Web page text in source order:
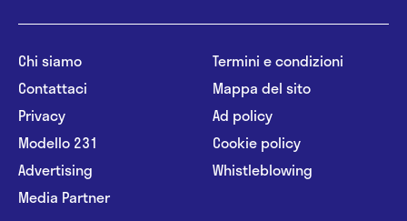
Chi siamo
Contattaci
Privacy
Modello 231
Advertising
Media Partner
Termini e condizioni
Mappa del sito
Ad policy
Cookie policy
Whistleblowing